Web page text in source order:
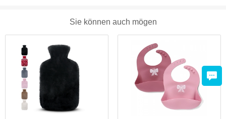
Sie können auch mögen